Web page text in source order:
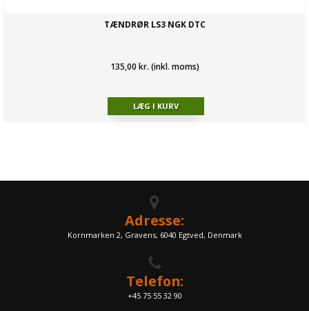
TÆNDRØR LS3 NGK DTC
135,00 kr. (inkl. moms)
Adresse:
Kornmarken 2, Gravens, 6040 Egtved, Denmark
Telefon:
+45 75 55 32 90